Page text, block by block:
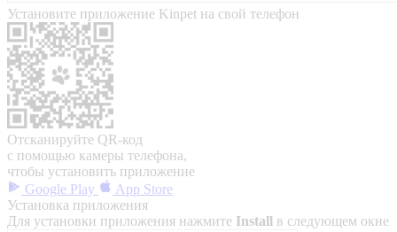
Установите приложение Kinpet на свой телефон
Отсканируйте QR-код
с помощью камеры телефона,
чтобы установить приложение
Google Play
App Store
Установка приложения
Для установки приложения нажмите Install в следующем окне